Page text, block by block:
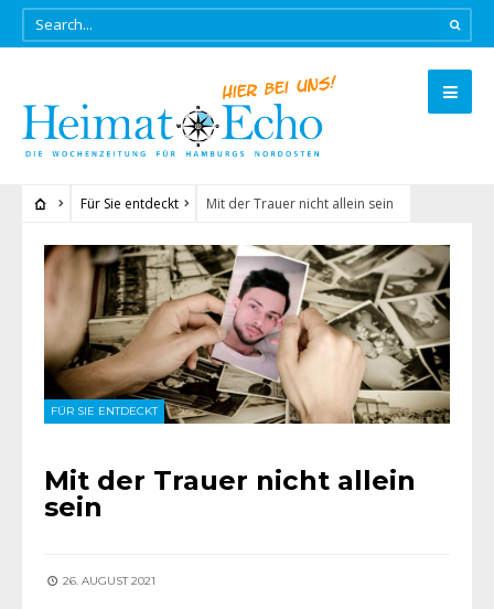
Für Sie entdeckt Mit der Trauer nicht allein sein
FÜR SIE ENTDECKT
Mit der Trauer nicht allein
sein
26. AUGUST 2021